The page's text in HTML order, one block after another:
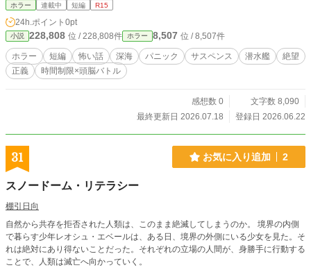
ホラー 連載中 短編 R15
24h.ポイント 0pt
小説 228,808 位 / 228,808件 ホラー 8,507 位 / 8,507件
ホラー 短編 怖い話 深海 パニック サスペンス 潜水艦
絶望
正義
時間制限×頭脳バトル
感想数 0
文字数 8,090
最終更新日 2026.07.18
登録日 2026.06.22
31 お気に入り追加 2
スノードーム・リテラシー
棚引日向
自然から共存を拒否された人類は、このまま絶滅してしまうのか。 境界の内側
で暮らす少年レオシュ・エベールは、ある日、境界の外側にいる少女を見た。そ
れは絶対にあり得ないことだった。それぞれの立場の人間が、身勝手に行動する
ことで、人類は滅亡へ向かっていく。